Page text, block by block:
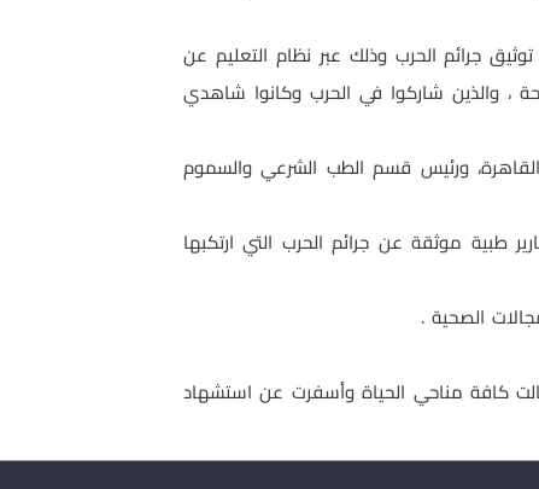
لتنمية القوى البشرية اليوم السبت الموافق 14/5/2011 دورة بعنوان توثيق جرائم الحرب وذلك عبر نظام التعليم عن
، والذين شاركوا في الحرب وكانوا شاهدي
ورئيس قسم الطب الشرعي والسموم
طبية موثقة عن جرائم الحرب التي ارتكبها
الصحية .
الإسرائيلي قد شن حرباً شرسة في الفترة الممتدة من 27ديسمبر 2008 وحتى 19 يناير 2009 طالت كافة مناحي الحياة وأسفرت عن استشهاد